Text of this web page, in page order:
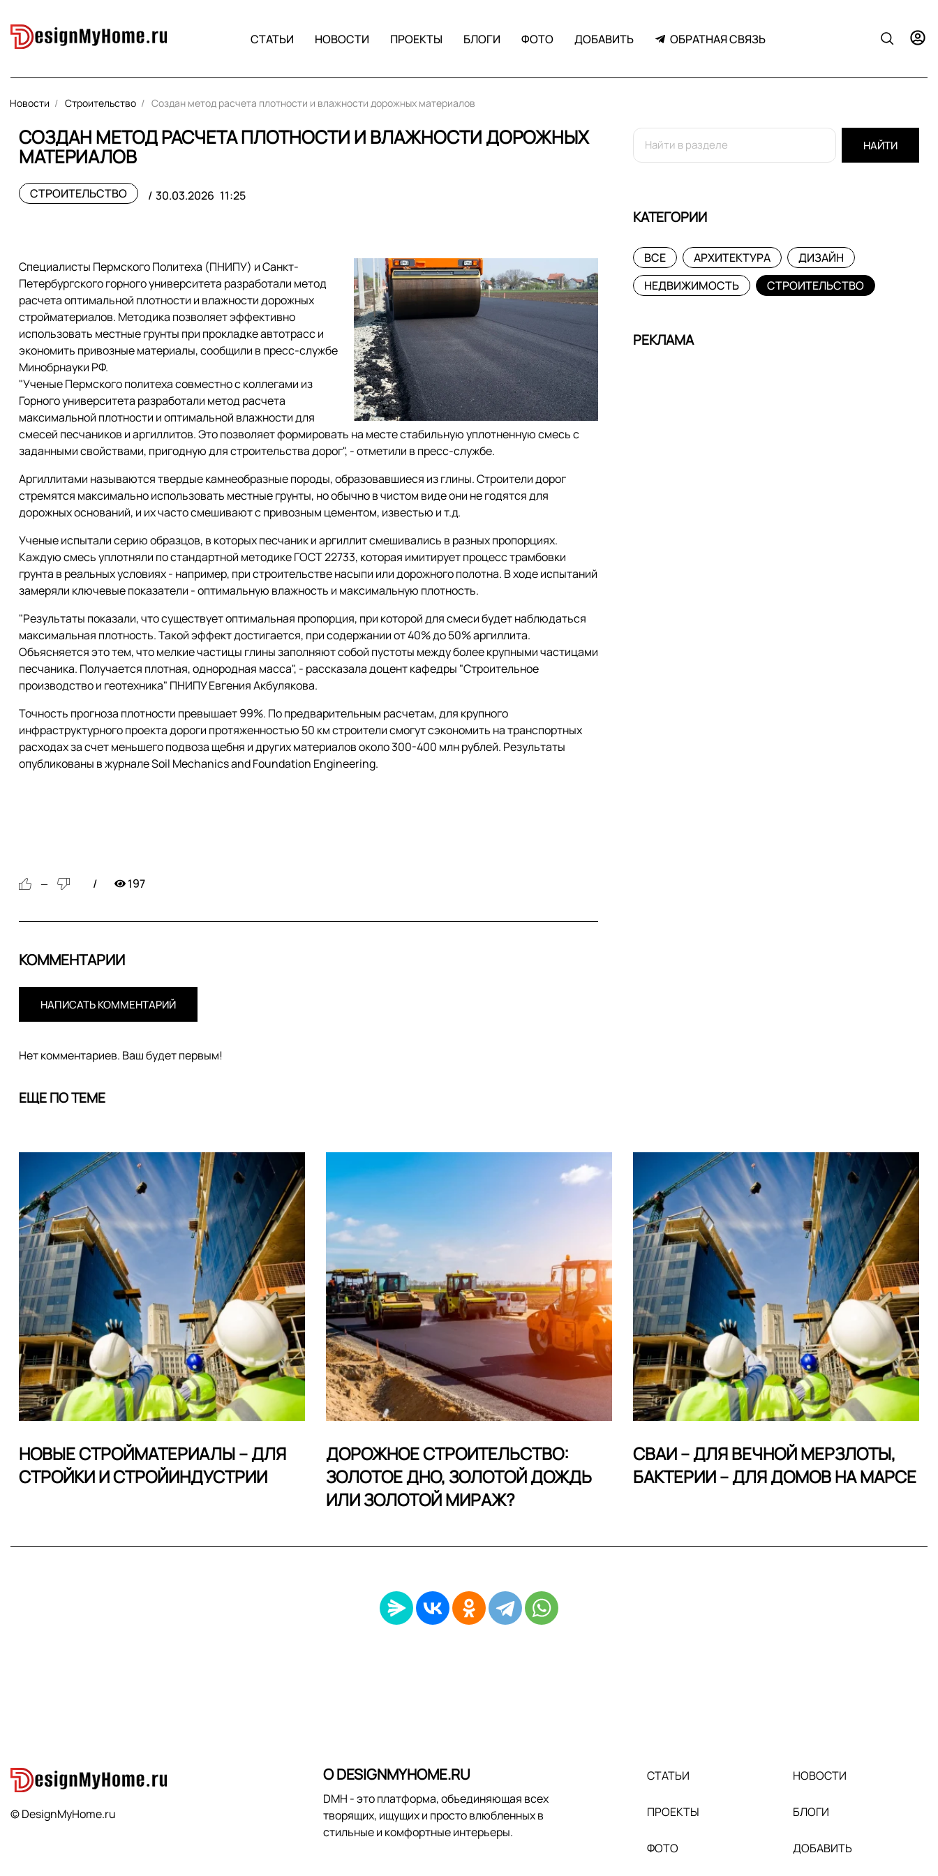
СТАТЬИ НОВОСТИ ПРОЕКТЫ БЛОГИ ФОТО ДОБАВИТЬ ОБРАТНАЯ СВЯЗЬ
Новости Строительство Создан метод расчета плотности и влажности дорожных материалов
СОЗДАН МЕТОД РАСЧЕТА ПЛОТНОСТИ И ВЛАЖНОСТИ ДОРОЖНЫХ
МАТЕРИАЛОВ
СТРОИТЕЛЬСТВО 30.03.2026 11:25
Cпециалисты Пермского Политеха (ПНИПУ) и Санкт-
Петербургского горного университета разработали метод
расчета оптимальной плотности и влажности дорожных
стройматериалов. Методика позволяет эффективно
использовать местные грунты при прокладке автотрасс и
экономить привозные материалы, сообщили в пресс-службе
Минобрнауки РФ.
"Ученые Пермского политеха совместно с коллегами из
Горного университета разработали метод расчета
максимальной плотности и оптимальной влажности для
смесей песчаников и аргиллитов. Это позволяет формировать на месте стабильную уплотненную смесь с
заданными свойствами, пригодную для строительства дорог", - отметили в пресс-службе.
Аргиллитами называются твердые камнеобразные породы, образовавшиеся из глины. Строители дорог
стремятся максимально использовать местные грунты, но обычно в чистом виде они не годятся для
дорожных оснований, и их часто смешивают с привозным цементом, известью и т.д.
Ученые испытали серию образцов, в которых песчаник и аргиллит смешивались в разных пропорциях.
Каждую смесь уплотняли по стандартной методике ГОСТ 22733, которая имитирует процесс трамбовки
грунта в реальных условиях - например, при строительстве насыпи или дорожного полотна. В ходе испытаний
замеряли ключевые показатели - оптимальную влажность и максимальную плотность.
"Результаты показали, что существует оптимальная пропорция, при которой для смеси будет наблюдаться
максимальная плотность. Такой эффект достигается, при содержании от 40% до 50% аргиллита.
Объясняется это тем, что мелкие частицы глины заполняют собой пустоты между более крупными частицами
песчаника. Получается плотная, однородная масса", - рассказала доцент кафедры "Строительное
производство и геотехника" ПНИПУ Евгения Акбулякова.
Точность прогноза плотности превышает 99%. По предварительным расчетам, для крупного
инфраструктурного проекта дороги протяженностью 50 км строители смогут сэкономить на транспортных
расходах за счет меньшего подвоза щебня и других материалов около 300-400 млн рублей. Результаты
опубликованы в журнале Soil Mechanics and Foundation Engineering.
— 197
КОММЕНТАРИИ
НАПИСАТЬ КОММЕНТАРИЙ
Нет комментариев. Ваш будет первым!
НАЙТИ
КАТЕГОРИИ
ВСЕ АРХИТЕКТУРА
ДИЗАЙН
НЕДВИЖИМОСТЬ
СТРОИТЕЛЬСТВО
РЕКЛАМА
ЕЩЕ ПО ТЕМЕ
НОВЫЕ СТРОЙМАТЕРИАЛЫ – ДЛЯ
СТРОЙКИ И СТРОЙИНДУСТРИИ
ДОРОЖНОЕ СТРОИТЕЛЬСТВО:
ЗОЛОТОЕ ДНО, ЗОЛОТОЙ ДОЖДЬ
ИЛИ ЗОЛОТОЙ МИРАЖ?
СВАИ – ДЛЯ ВЕЧНОЙ МЕРЗЛОТЫ,
БАКТЕРИИ – ДЛЯ ДОМОВ НА МАРСЕ
© DesignMyHome.ru
О DESIGNMYHOME.RU
DMH - это платформа, объединяющая всех
творящих, ищущих и просто влюбленных в
стильные и комфортные интерьеры.
СТАТЬИ НОВОСТИ
ПРОЕКТЫ БЛОГИ
ФОТО ДОБАВИТЬ